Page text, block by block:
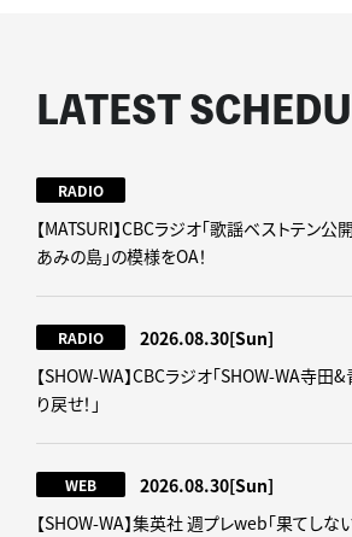
LATEST
RADIO
【MATSURI】CBCラジオ「歌謡ベストテン
あみの島」の模様をOA！
RADIO 2026.08.30[Sun]
【SHOW-WA】CBCラジオ｢SHOW-WA寺田
り戻せ！｣
WEB 2026.08.30[Sun]
【SHOW-WA】集英社 週プレweb｢果てし